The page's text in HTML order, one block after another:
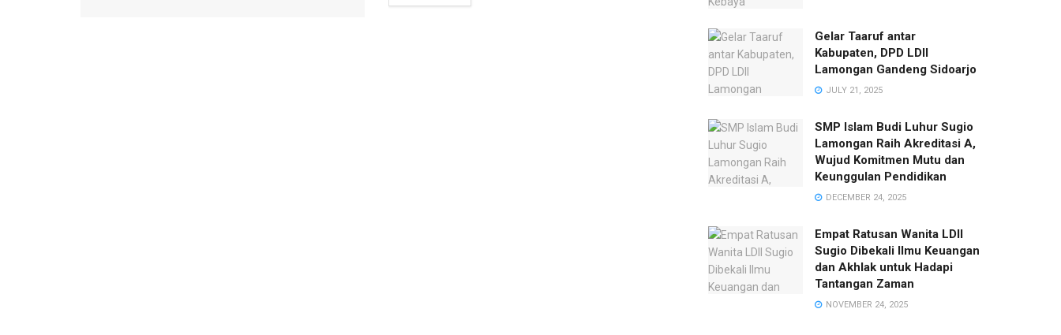
Gelar Taaruf antar
Kabupaten, DPD LDII
Lamongan Gandeng Sidoarjo
JULY 21, 2025
SMP Islam Budi Luhur Sugio
Lamongan Raih Akreditasi A,
Wujud Komitmen Mutu dan
Keunggulan Pendidikan
DECEMBER 24, 2025
Empat Ratusan Wanita LDII
Sugio Dibekali Ilmu Keuangan
dan Akhlak untuk Hadapi
Tantangan Zaman
NOVEMBER 24, 2025